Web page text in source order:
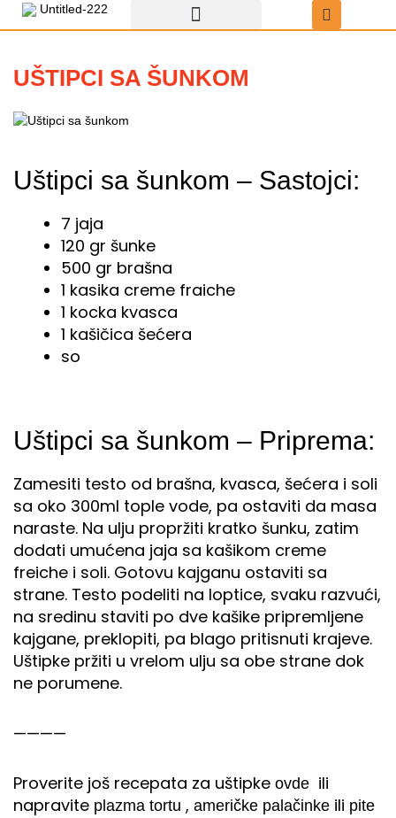
Пређи
садржај
UŠTIPCI SA ŠUNKOM
Uštipci sa šunkom – Sastojci:
7 jaja
120 gr šunke
500 gr brašna
1 kasika creme fraiche
1 kocka kvasca
1 kašičica šećera
so
Uštipci sa šunkom – Priprema:
Zamesiti testo od brašna, kvasca, šećera i soli
sa oko 300ml tople vode, pa ostaviti da masa
naraste. Na ulju propržiti kratko šunku, zatim
dodati umućena jaja sa kašikom creme
freiche i soli. Gotovu kajganu ostaviti sa
strane. Testo podeliti na loptice, svaku razvući,
na sredinu staviti po dve kašike pripremljene
kajgane, preklopiti, pa blago pritisnuti krajeve.
Uštipke pržiti u vrelom ulju sa obe strane dok
ne porumene.
————
Proverite još recepata za uštipke ovde ili
napravite plazma tortu , američke palačinke ili pite